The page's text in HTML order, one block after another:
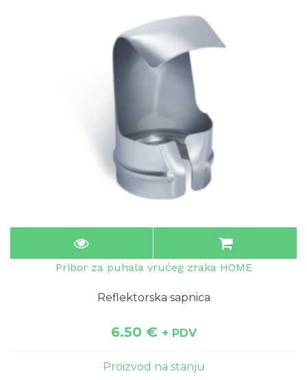
Pribor za puhala vrućeg zraka HOME
Reflektorska sapnica
6.50 € + PDV
Proizvod na stanju